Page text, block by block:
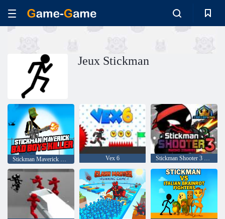
Jeux Stickman
Stickman Maverick Bad Boy Tueur Vex 6 Stickman Shooter 3 parmi les monstres